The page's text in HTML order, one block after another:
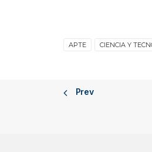
APTE CIENCIA Y
Prev